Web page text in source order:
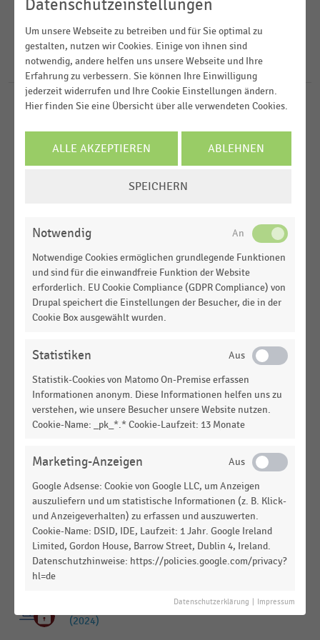
40Ergebnisse fürTencent
E-COMMERCE|STATISTIK
Markenwert der wertvollsten Unternehmen
INTERNATIONALER HANDEL
Markenwert der wertvollsten Unternehmen
weltweit (2025)
E-COMMERCE|STATISTIK
Wichtigste Marktakteure bei der Entwicklung von
Online-Payment aus Sicht des Handels (2023)
INTERNATIONALER HANDEL
Markenwert der wertvollsten Unternehmen Asiens
(2025)
INTERNATIONALER HANDEL|STATISTIK
Markenwert der Top 10 der wertvollsten
INTERNATIONALER HANDEL
Markenwert der wertvollsten Unternehmen
weltweit (2024)
INTERNATIONALER HANDEL|STATISTIK
Markenwert der wertvollsten Technologiemarken
weltweit (2024)
Markenwert der wertvollsten Unternehmen Asiens
(2024)
2024
2023
2022
MEHR ANZEIGEN
Deutschland
Weltweit
China
Asien
FILTER ZURÜCKSETZEN
Datenschutzeinstellungen
Um unsere Webseite zu betreiben und für Sie optimal zu
gestalten, nutzen wir Cookies. Einige von ihnen sind
notwendig, andere helfen uns unsere Webseite und Ihre
Erfahrung zu verbessern. Sie können Ihre Einwilligung
jederzeit widerrufen und Ihre Cookie Einstellungen ändern.
Hier finden Sie eine Übersicht über alle verwendeten Cookies.
ALLE AKZEPTIEREN ABLEHNEN
SPEICHERN
Notwendig
Notwendige Cookies ermöglichen grundlegende Funktionen
und sind für die einwandfreie Funktion der Website
erforderlich. EU Cookie Compliance (GDPR Compliance) von
Drupal speichert die Einstellungen der Besucher, die in der
Cookie Box ausgewählt wurden.
Statistiken
Statistik-Cookies von Matomo On-Premise erfassen
Informationen anonym. Diese Informationen helfen uns zu
verstehen, wie unsere Besucher unsere Website nutzen.
Cookie-Name: _pk_*.* Cookie-Laufzeit: 13 Monate
Marketing-Anzeigen
Google Adsense: Cookie von Google LLC, um Anzeigen
auszuliefern und um statistische Informationen (z. B. Klick-
und Anzeigeverhalten) zu erfassen und auszuwerten.
Cookie-Name: DSID, IDE, Laufzeit: 1 Jahr. Google Ireland
Limited, Gordon House, Barrow Street, Dublin 4, Ireland.
Datenschutzhinweise: https://policies.google.com/privacy?
hl=de
Datenschutzerklärung Impressum